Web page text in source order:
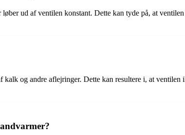
ud af ventilen konstant. Dette kan tyde på, at
og andre aflejringer. Dette kan resultere i, at ventilen